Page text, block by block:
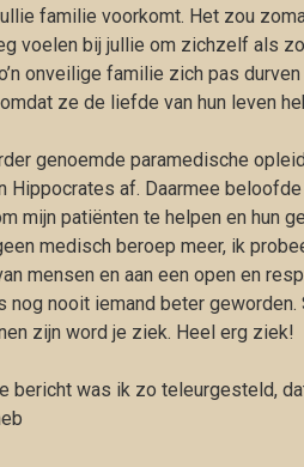
familie voorkomt. Het zou
voelen bij jullie om zichzelf als
onveilige familie zich pas
ze de liefde van hun leven
genoemde paramedische
Hippocrates af. Daarmee
mijn patiënten te helpen en hun
medisch beroep meer, ik
mensen en aan een open en
nooit iemand beter geworden.
zijn word je ziek. Heel erg ziek!
bericht was ik zo teleurgesteld,